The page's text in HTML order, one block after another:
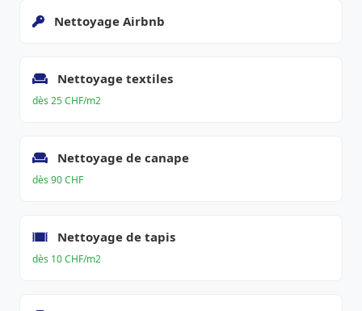
Nettoyage Airbnb
Nettoyage textiles
dès 25 CHF/m2
Nettoyage de canape
dès 90 CHF
Nettoyage de tapis
dès 10 CHF/m2